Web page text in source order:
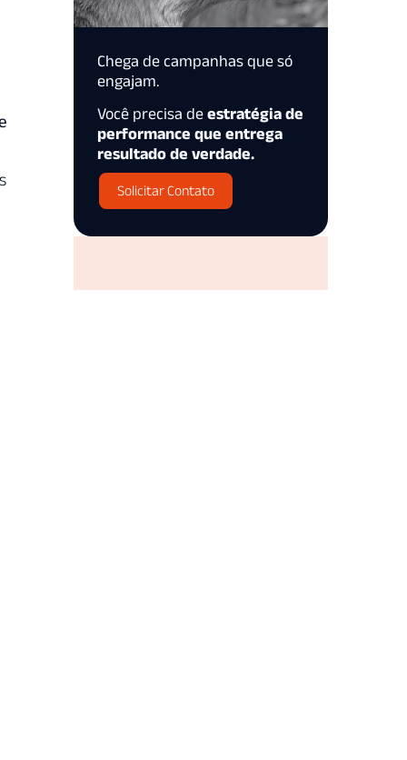
Chega de campanhas que só
engajam.
Você precisa de estratégia de
performance que entrega
resultado de verdade.
Solicitar Contato